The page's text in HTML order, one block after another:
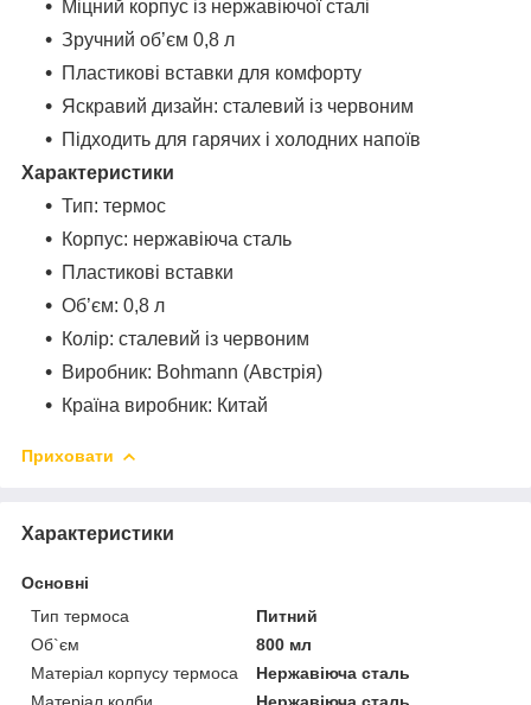
Міцний корпус із нержавіючої сталі
Зручний об’єм 0,8 л
Пластикові вставки для комфорту
Яскравий дизайн: сталевий із червоним
Підходить для гарячих і холодних напоїв
Характеристики
Тип: термос
Корпус: нержавіюча сталь
Пластикові вставки
Об’єм: 0,8 л
Колір: сталевий із червоним
Виробник: Bohmann (Австрія)
Країна виробник: Китай
Приховати
Характеристики
Основні
Тип термоса
Питний
Об`єм
800 мл
Матеріал корпусу термоса
Нержавіюча сталь
Матеріал колби
Нержавіюча сталь